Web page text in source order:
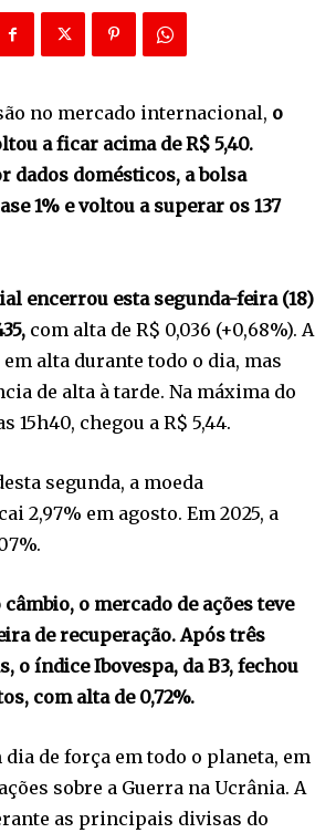
no mercado internacional, o
a ficar acima de R$ 5,40.
dados domésticos, a bolsa
1% e voltou a superar os 137
encerrou esta segunda-feira (18)
com alta de R$ 0,036 (+0,68%). A
alta durante todo o dia, mas
de alta à tarde. Na máxima do
15h40, chegou a R$ 5,44.
segunda, a moeda
2,97% em agosto. Em 2025, a
o mercado de ações teve
de recuperação. Após três
o índice Ibovespa, da B3, fechou
com alta de 0,72%.
dia de força em todo o planeta, em
sobre a Guerra na Ucrânia. A
as principais divisas do